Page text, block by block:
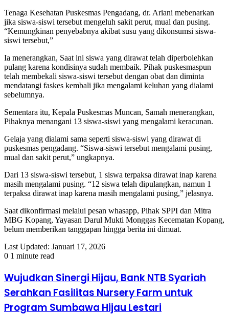
Tenaga Kesehatan Puskesmas Pengadang, dr. Ariani mebenarkan
jika siswa-siswi tersebut mengeluh sakit perut, mual dan pusing.
“Kemungkinan penyebabnya akibat susu yang dikonsumsi siswa-
siswi tersebut,”
Ia menerangkan, Saat ini siswa yang dirawat telah diperbolehkan
pulang karena kondisinya sudah membaik. Pihak puskesmaspun
telah membekali siswa-siswi tersebut dengan obat dan diminta
mendatangi faskes kembali jika mengalami keluhan yang dialami
sebelumnya.
Sementara itu, Kepala Puskesmas Muncan, Samah menerangkan,
Pihaknya menangani 13 siswa-siswi yang mengalami keracunan.
Gelaja yang dialami sama seperti siswa-siswi yang dirawat di
puskesmas pengadang. “Siswa-siswi tersebut mengalami pusing,
mual dan sakit perut,” ungkapnya.
Dari 13 siswa-siswi tersebut, 1 siswa terpaksa dirawat inap karena
masih mengalami pusing. “12 siswa telah dipulangkan, namun 1
terpaksa dirawat inap karena masih mengalami pusing,” jelasnya.
Saat dikonfirmasi melalui pesan whasapp, Pihak SPPI dan Mitra
MBG Kopang, Yayasan Darul Mukti Monggas Kecematan Kopang,
belum memberikan tanggapan hingga berita ini dimuat.
Last Updated: Januari 17, 2026
0 1 minute read
Wujudkan Sinergi Hijau, Bank NTB Syariah
Serahkan Fasilitas Nursery Farm untuk
Program Sumbawa Hijau Lestari